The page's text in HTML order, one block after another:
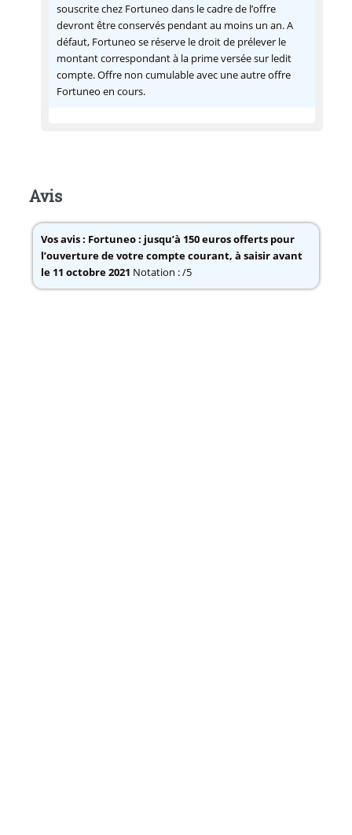
souscrite chez Fortuneo dans le cadre de l’offre
devront être conservés pendant au moins un an. A
défaut, Fortuneo se réserve le droit de prélever le
montant correspondant à la prime versée sur ledit
compte. Offre non cumulable avec une autre offre
Fortuneo en cours.
Avis
Vos avis : Fortuneo : jusqu’à 150 euros offerts pour
l’ouverture de votre compte courant, à saisir avant
le 11 octobre 2021 Notation : /5